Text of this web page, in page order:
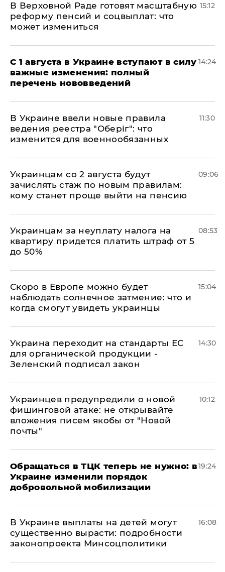
В Верховной Раде готовят масштабную
реформу пенсий и соцвыплат: что
может измениться
15:12
С 1 августа в Украине вступают в силу
важные изменения: полный
перечень нововведений
14:24
В Украине ввели новые правила
ведения реестра "Оберіг": что
изменится для военнообязанных
11:30
Украинцам со 2 августа будут
зачислять стаж по новым правилам:
кому станет проще выйти на пенсию
09:06
Украинцам за неуплату налога на
квартиру придется платить штраф от 5
до 50%
08:53
Скоро в Европе можно будет
наблюдать солнечное затмение: что и
когда смогут увидеть украинцы
15:04
Украина переходит на стандарты ЕС
для органической продукции -
Зеленский подписал закон
14:30
Украинцев предупредили о новой
фишинговой атаке: не открывайте
вложения писем якобы от "Новой
почты"
10:12
Обращаться в ТЦК теперь не нужно: в
Украине изменили порядок
добровольной мобилизации
19:24
В Украине выплаты на детей могут
существенно вырасти: подробности
законопроекта Минсоцполитики
16:08